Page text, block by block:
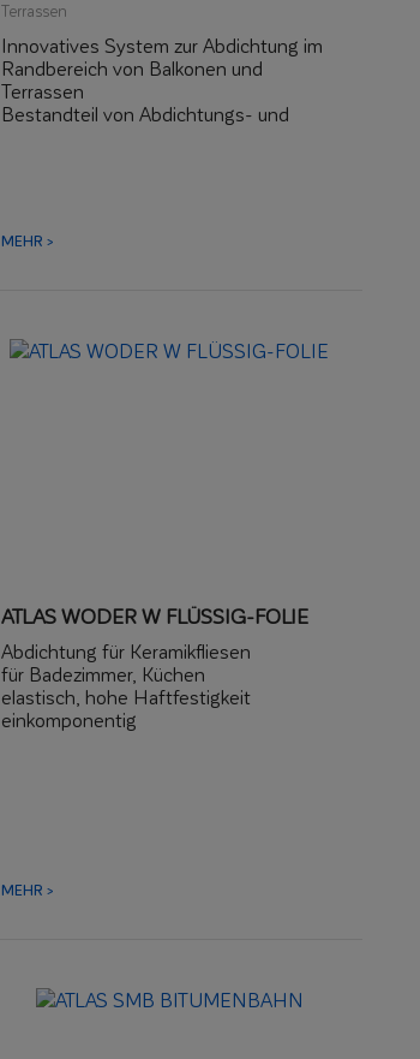
Terrassen
Innovatives System zur Abdichtung im
Randbereich von Balkonen und
Terrassen
Bestandteil von Abdichtungs- und
mechanische Belastungen
MEHR >
ATLAS WODER W FLÜSSIG-FOLIE
Abdichtung für Keramikfliesen
für Badezimmer, Küchen
elastisch, hohe Haftfestigkeit
einkomponentig
MEHR >